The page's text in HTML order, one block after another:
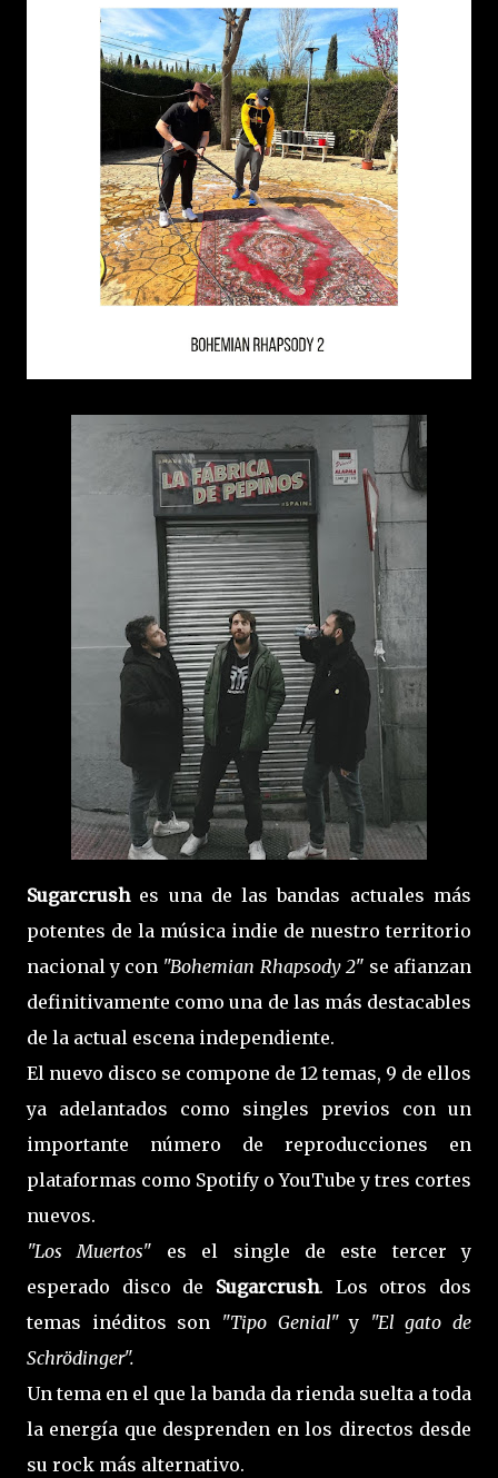
Sugarcrush es una de las bandas actuales más
potentes de la música indie de nuestro territorio
nacional y con "Bohemian Rhapsody 2" se afianzan
definitivamente como una de las más destacables
de la actual escena independiente.
El nuevo disco se compone de 12 temas, 9 de ellos
ya adelantados como singles previos con un
importante número de reproducciones en
plataformas como Spotify o YouTube y tres cortes
nuevos.
"Los Muertos" es el single de este tercer y
esperado disco de Sugarcrush. Los otros dos
temas inéditos son "Tipo Genial"y "El gato de
Schrödinger".
Un tema en el que la banda da rienda suelta a toda
la energía que desprenden en los directos desde
su rock más alternativo.